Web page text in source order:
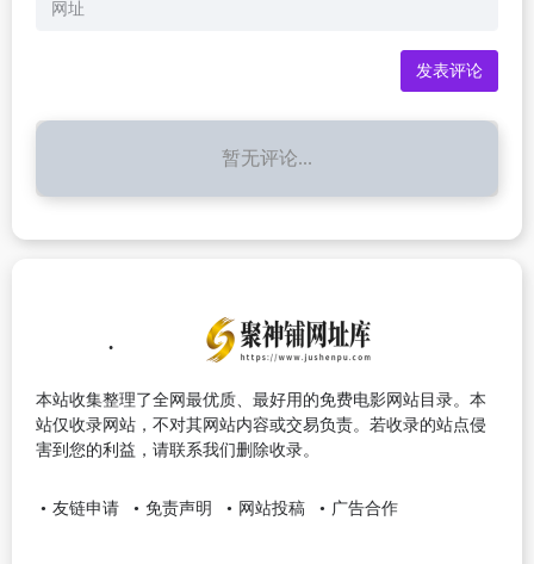
暂无评论...
本站收集整理了全网最优质、最好用的免费电影网站目录。本
站仅收录网站，不对其网站内容或交易负责。若收录的站点侵
害到您的利益，请联系我们删除收录。
友链申请 免责声明 网站投稿 广告合作